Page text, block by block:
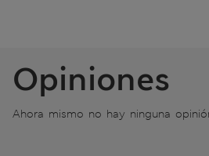
Opiniones
Ahora mismo no hay ninguna